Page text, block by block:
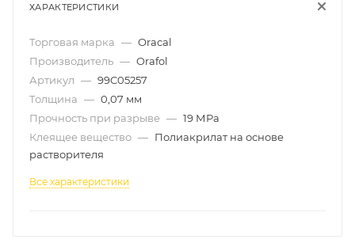
ХАРАКТЕРИСТИКИ
Торговая марка — Oracal
Производитель — Orafol
Артикул — 99C05257
Толщина — 0,07 мм
Прочность при разрыве — 19 МРа
Клеящее вещество — Полиакрилат на основе
растворителя
Все характеристики